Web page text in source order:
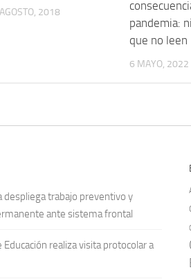
2018
pandemia:
que no leen
6 MAYO, 2022
despliega trabajo preventivo y
ante sistema frontal
realiza visita protocolar a